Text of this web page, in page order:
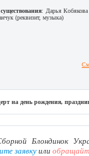
: Дарья Кобякова
(реквизит, музыка)
на день рождения,
Блондинок
заявкуили